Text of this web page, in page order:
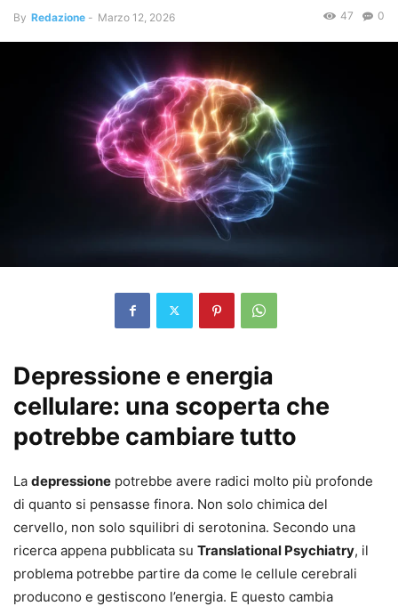
By Redazione - Marzo 12, 2026 0
47
Depressione e energia
cellulare: una scoperta che
potrebbe cambiare tutto
La depressione potrebbe avere radici molto più profonde
di quanto si pensasse finora. Non solo chimica del
cervello, non solo squilibri di serotonina. Secondo una
ricerca appena pubblicata su Translational Psychiatry, il
problema potrebbe partire da come le cellule cerebrali
producono e gestiscono l’energia. E questo cambia